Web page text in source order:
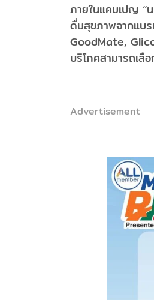
ภายในแคมเปญ “
ดื่มสุขภาพจากแบ
GoodMate,
บริโภคสามารถเลื
Advertisement